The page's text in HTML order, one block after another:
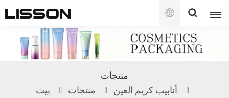
العربية
English
français
منتجات
بيت منتجات
أنابيب كريم العين